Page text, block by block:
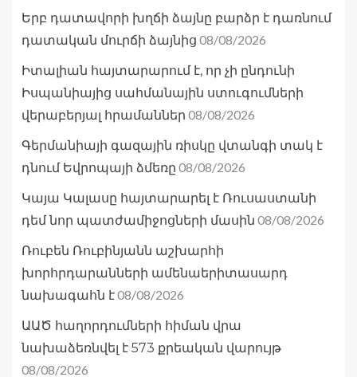
Երբ դատավորի խղճի ձայնը բարձր է դառնում
դատական մուրճի ձայնից 08/08/2026
Իտալիան հայտարարում է, որ չի ընդունի
Իսպանիայից սահմանային ստուգումների
վերաբերյալ հրամաններ 08/08/2026
Գերմանիայի գազային ռիսկը վտանգի տակ է
դնում Եվրոպայի ձմեռը 08/08/2026
Կայա Կալասը հայտարարել է Ռուսաստանի
դեմ նոր պատժամիջոցների մասին 08/08/2026
Ռուբեն Ռուբինյանն աշխարհի
խորհրդարանների ամենաերիտասարդ
նախագահն է08/08/2026
ԱԱԾ հաղորդումների հիման վրա
նախաձեռնվել է 573 քրեական վարույթ
08/08/2026